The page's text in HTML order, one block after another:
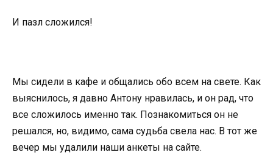
И пазл сложился!
Мы сидели в кафе и общались обо всем на свете. Как
выяснилось, я давно Антону нравилась, и он рад, что
все сложилось именно так. Познакомиться он не
решался, но, видимо, сама судьба свела нас. В тот же
вечер мы удалили наши анкеты на сайте.